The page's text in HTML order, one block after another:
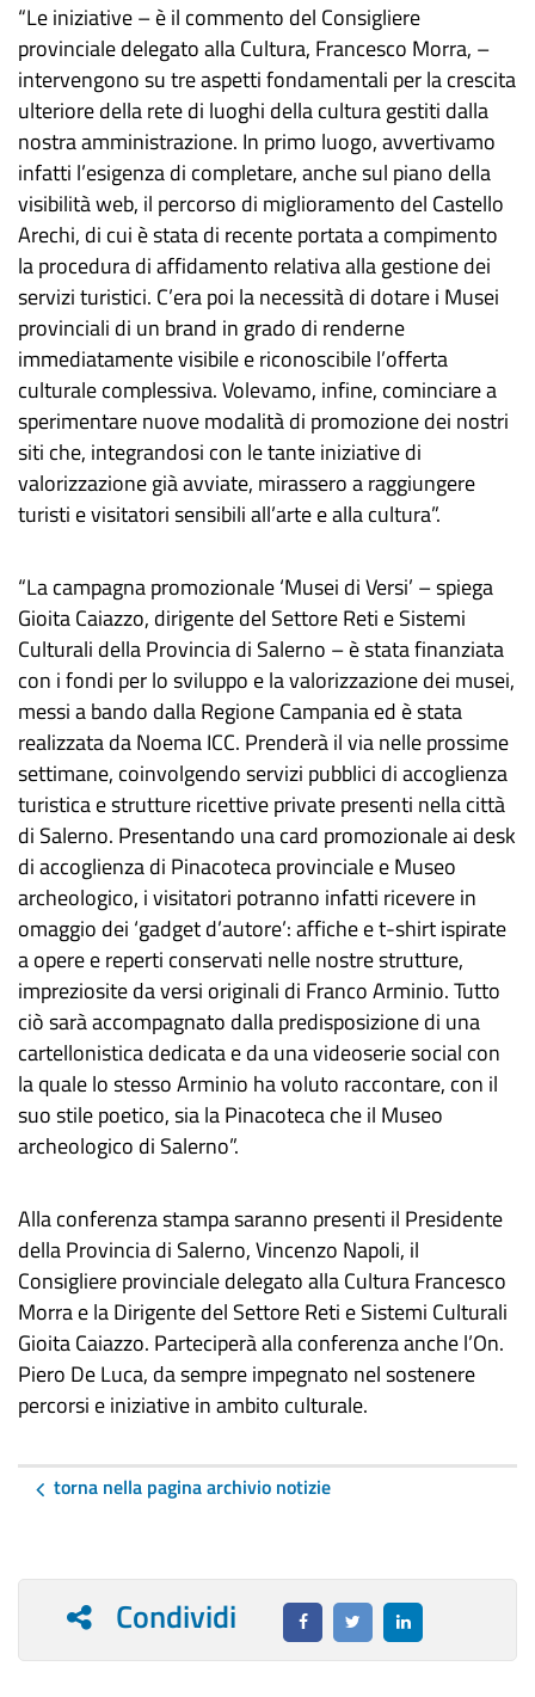
“Le iniziative – è il commento del Consigliere
provinciale delegato alla Cultura, Francesco Morra, –
intervengono su tre aspetti fondamentali per la crescita
ulteriore della rete di luoghi della cultura gestiti dalla
nostra amministrazione. In primo luogo, avvertivamo
infatti l’esigenza di completare, anche sul piano della
visibilità web, il percorso di miglioramento del Castello
Arechi, di cui è stata di recente portata a compimento
la procedura di affidamento relativa alla gestione dei
servizi turistici. C’era poi la necessità di dotare i Musei
provinciali di un brand in grado di renderne
immediatamente visibile e riconoscibile l’offerta
culturale complessiva. Volevamo, infine, cominciare a
sperimentare nuove modalità di promozione dei nostri
siti che, integrandosi con le tante iniziative di
valorizzazione già avviate, mirassero a raggiungere
turisti e visitatori sensibili all’arte e alla cultura”.
“La campagna promozionale ‘Musei di Versi’ – spiega
Gioita Caiazzo, dirigente del Settore Reti e Sistemi
Culturali della Provincia di Salerno – è stata finanziata
con i fondi per lo sviluppo e la valorizzazione dei musei,
messi a bando dalla Regione Campania ed è stata
realizzata da Noema ICC. Prenderà il via nelle prossime
settimane, coinvolgendo servizi pubblici di accoglienza
turistica e strutture ricettive private presenti nella città
di Salerno. Presentando una card promozionale ai desk
di accoglienza di Pinacoteca provinciale e Museo
archeologico, i visitatori potranno infatti ricevere in
omaggio dei ‘gadget d’autore’: affiche e t-shirt ispirate
a opere e reperti conservati nelle nostre strutture,
impreziosite da versi originali di Franco Arminio. Tutto
ciò sarà accompagnato dalla predisposizione di una
cartellonistica dedicata e da una videoserie social con
la quale lo stesso Arminio ha voluto raccontare, con il
suo stile poetico, sia la Pinacoteca che il Museo
archeologico di Salerno”.
Alla conferenza stampa saranno presenti il Presidente
della Provincia di Salerno, Vincenzo Napoli, il
Consigliere provinciale delegato alla Cultura Francesco
Morra e la Dirigente del Settore Reti e Sistemi Culturali
Gioita Caiazzo. Parteciperà alla conferenza anche l’On.
Piero De Luca, da sempre impegnato nel sostenere
percorsi e iniziative in ambito culturale.
torna nella pagina archivio notizie
Condividi